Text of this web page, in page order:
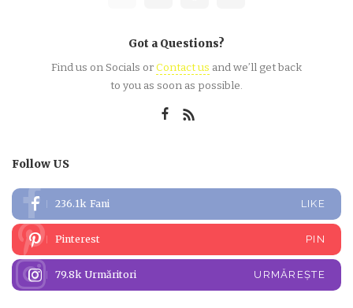
Got a Questions?
Find us on Socials orContact us and we’ll get back
to you as soon as possible.
Follow US
236.1k Fani LIKE
Pinterest PIN
79.8k Urmăritori URMĂREȘTE